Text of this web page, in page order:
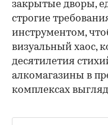
закрытые дворы,
строгие
инструментом,
визуальный хаос,
десятилетия
алкомагазины в
комплексах